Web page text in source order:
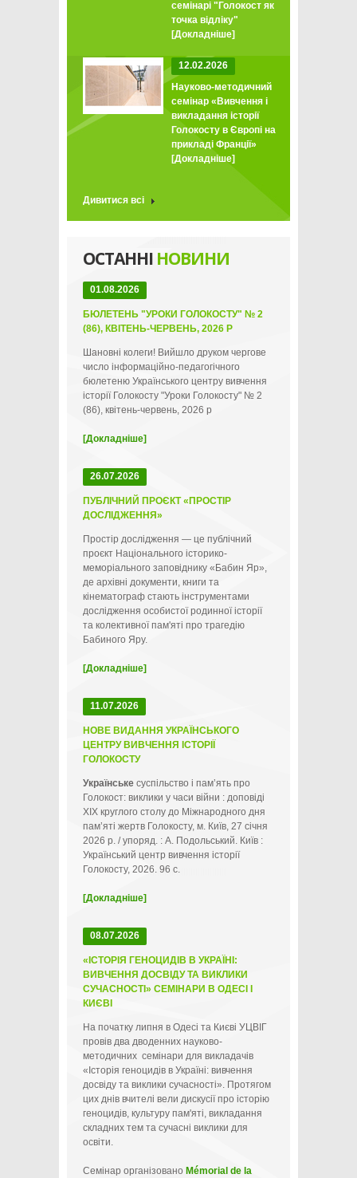
семінарі "Голокост як
точка відліку"
[Докладніше]
12.02.2026
Науково-методичний
семінар «Вивчення і
викладання історії
Голокосту в Європі на
прикладі Франції»
[Докладніше]
Дивитися всі
ОСТАННІ НОВИНИ
01.08.2026
БЮЛЕТЕНЬ "УРОКИ ГОЛОКОСТУ" № 2
(86), КВІТЕНЬ-ЧЕРВЕНЬ, 2026 Р
Шановні колеги! Вийшло друком чергове
число інформаційно-педагогічного
бюлетеню Українського центру вивчення
історії Голокосту "Уроки Голокосту" № 2
(86), квітень-червень, 2026 р
[Докладніше]
26.07.2026
ПУБЛІЧНИЙ ПРОЄКТ «ПРОСТІР
ДОСЛІДЖЕННЯ»
Простір дослідження — це публічний
проєкт Національного історико-
меморіального заповіднику «Бабин Яр»,
де архівні документи, книги та
кінематограф стають інструментами
дослідження особистої родинної історії
та колективної пам'яті про трагедію
Бабиного Яру.
[Докладніше]
11.07.2026
НОВЕ ВИДАННЯ УКРАЇНСЬКОГО
ЦЕНТРУ ВИВЧЕННЯ ІСТОРІЇ
ГОЛОКОСТУ
Українське суспільство і пам’ять про
Голокост: виклики у часи війни : доповіді
ХІХ круглого столу до Міжнародного дня
пам’яті жертв Голокосту, м. Київ, 27 січня
2026 р. / упоряд. : А. Подольський. Київ :
Український центр вивчення історії
Голокосту, 2026. 96 с.
[Докладніше]
08.07.2026
«ІСТОРІЯ ГЕНОЦИДІВ В УКРАЇНІ:
ВИВЧЕННЯ ДОСВІДУ ТА ВИКЛИКИ
СУЧАСНОСТІ» СЕМІНАРИ В ОДЕСІ І
КИЄВІ
На початку липня в Одесі та Києві УЦВІГ
провів два дводенних науково-
методичних семінари для викладачів
«Історія геноцидів в Україні: вивчення
досвіду та виклики сучасності». Протягом
цих днів вчителі вели дискусії про історію
геноцидів, культуру пам'яті, викладання
складних тем та сучасні виклики для
освіти.
Семінар організовано Mémorial de la